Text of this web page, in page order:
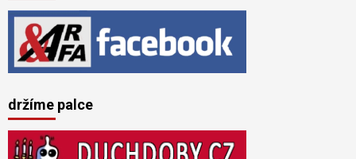
držíme palce